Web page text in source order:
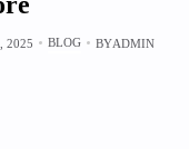
2025 BLOG BYADMIN